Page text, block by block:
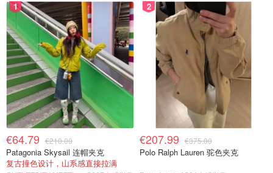
1
€64.79 €210.00
Patagonia Skysail 连帽夹克
复古撞色设计，山系感直接拉满
2
€207.99 €375.00
Polo Ralph Lauren 驼色夹克